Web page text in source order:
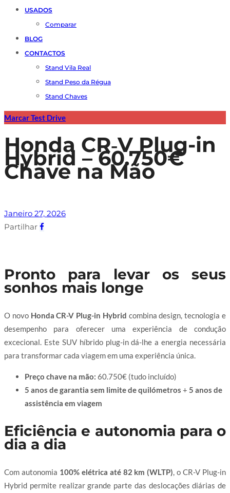
USADOS
Comparar
BLOG
CONTACTOS
Stand Vila Real
Stand Peso da Régua
Stand Chaves
Marcar Test Drive
Honda CR‑V Plug-in
Hybrid – 60.750€
Chave na Mão
Janeiro 27, 2026
Partilhar
Pronto para levar os seus
sonhos mais longe
O novo Honda CR-V Plug-in Hybrid combina design, tecnologia e
desempenho para oferecer uma experiência de condução
excecional. Este SUV híbrido plug-in dá-lhe a energia necessária
para transformar cada viagem em uma experiência única.
Preço chave na mão: 60.750€ (tudo incluído)
5 anos de garantia sem limite de quilómetros + 5 anos de
assistência em viagem
Eficiência e autonomia para o
dia a dia
Com autonomia 100% elétrica até 82 km (WLTP) , o CR-V Plug-in
Hybrid permite realizar grande parte das deslocações diárias de